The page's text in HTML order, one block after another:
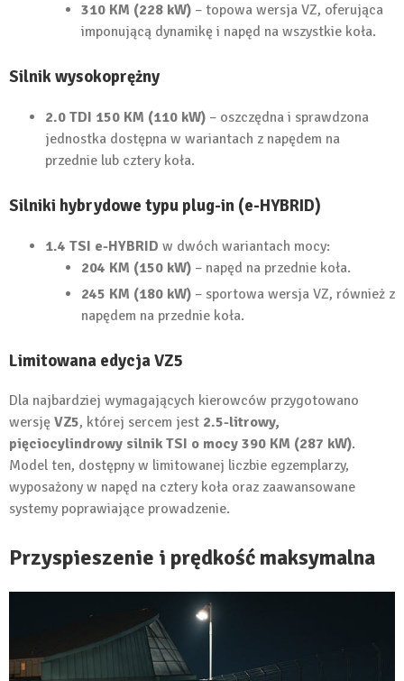
310 KM (228 kW) – topowa wersja VZ, oferująca
imponującą dynamikę i napęd na wszystkie koła.
Silnik wysokoprężny
2.0 TDI 150 KM (110 kW) – oszczędna i sprawdzona
jednostka dostępna w wariantach z napędem na
przednie lub cztery koła.
Silniki hybrydowe typu plug-in (e-HYBRID)
1.4 TSI e-HYBRID w dwóch wariantach mocy:
204 KM (150 kW) – napęd na przednie koła.
245 KM (180 kW) – sportowa wersja VZ, również z
napędem na przednie koła.
Limitowana edycja VZ5
Dla najbardziej wymagających kierowców przygotowano
wersję VZ5, której sercem jest 2.5-litrowy,
pięciocylindrowy silnik TSI o mocy 390 KM (287 kW).
Model ten, dostępny w limitowanej liczbie egzemplarzy,
wyposażony w napęd na cztery koła oraz zaawansowane
systemy poprawiające prowadzenie.
Przyspieszenie i prędkość maksymalna